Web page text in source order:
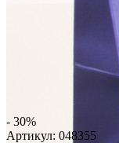
- 30%
Артикул: 048355